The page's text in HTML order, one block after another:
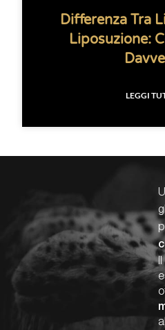
Differenza Tra
Liposuzione:
LEGGI